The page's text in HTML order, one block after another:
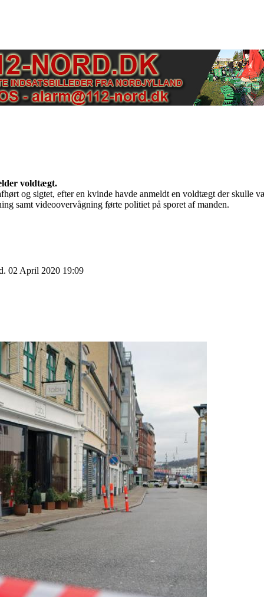
voldtægt.
og sigtet, efter en kvinde havde anmeldt en voldtægt der skulle
samt videoovervågning førte politiet på sporet af manden.
02 April 2020 19:09